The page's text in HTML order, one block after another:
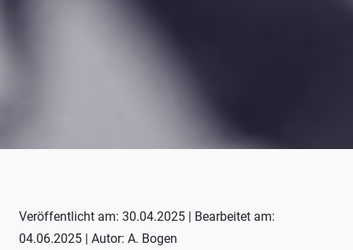
Veröffentlicht am: 30.04.2025 | Bearbeitet am:
04.06.2025 | Autor: A. Bogen